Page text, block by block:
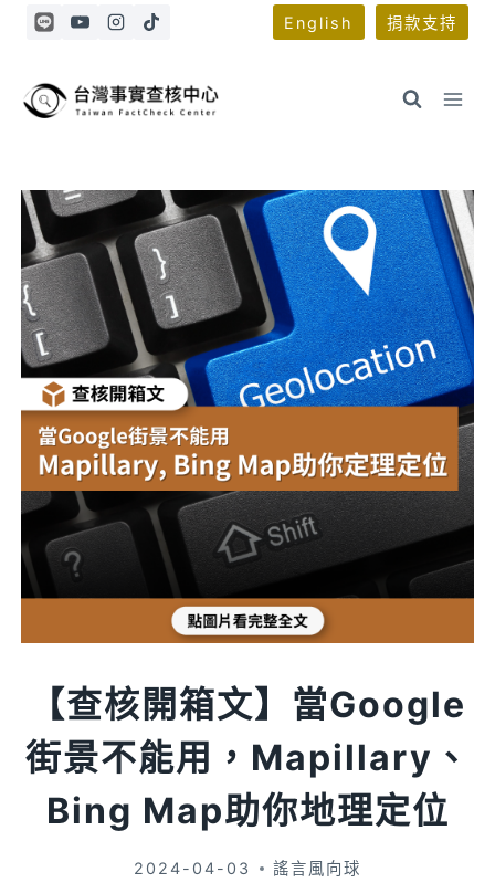
Skip
English 捐款支持
【查核開箱文】當Google
街景不能用，Mapillary、
Bing Map助你地理定位
2024-04-03 謠言風向球